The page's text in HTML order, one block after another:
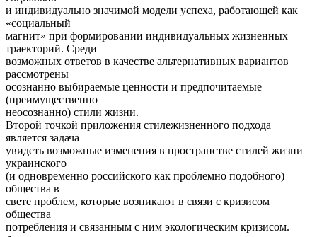
и индивидуально значимой модели успеха, работающей как
«социальный
магнит» при формировании индивидуальных жизненных
траекторий. Среди
возможных ответов в качестве альтернативных вариантов
рассмотрены
осознанно выбираемые ценности и предпочитаемые
(преимущественно
неосознанно) стили жизни.
Второй точкой приложения стилежизненного подхода
является задача
увидеть возможные изменения в пространстве стилей жизни
украинского
(и одновременно российского как проблемно подобного)
общества в
свете проблем, которые возникают в связи с кризисом
общества
потребления и связанным с ним экологическим кризисом.